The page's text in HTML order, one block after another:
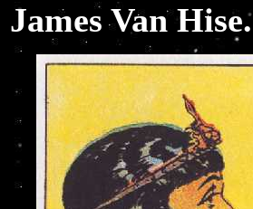
James Van Hise.